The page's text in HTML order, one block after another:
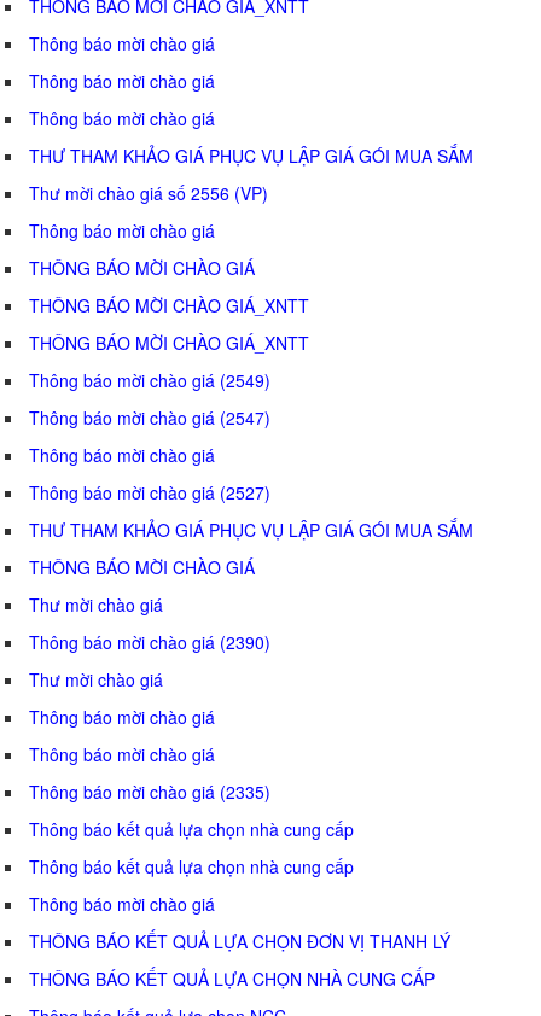
THÔNG BÁO MỜI CHÀO GIÁ_XNTT
Thông báo mời chào giá
Thông báo mời chào giá
Thông báo mời chào giá
THƯ THAM KHẢO GIÁ PHỤC VỤ LẬP GIÁ GÓI MUA SẮM
Thư mời chào giá số 2556 (VP)
Thông báo mời chào giá
THÔNG BÁO MỜI CHÀO GIÁ
THÔNG BÁO MỜI CHÀO GIÁ_XNTT
THÔNG BÁO MỜI CHÀO GIÁ_XNTT
Thông báo mời chào giá (2549)
Thông báo mời chào giá (2547)
Thông báo mời chào giá
Thông báo mời chào giá (2527)
THƯ THAM KHẢO GIÁ PHỤC VỤ LẬP GIÁ GÓI MUA SẮM
THÔNG BÁO MỜI CHÀO GIÁ
Thư mời chào giá
Thông báo mời chào giá (2390)
Thư mời chào giá
Thông báo mời chào giá
Thông báo mời chào giá
Thông báo mời chào giá (2335)
Thông báo kết quả lựa chọn nhà cung cấp
Thông báo kết quả lựa chọn nhà cung cấp
Thông báo mời chào giá
THÔNG BÁO KẾT QUẢ LỰA CHỌN ĐƠN VỊ THANH LÝ
THÔNG BÁO KẾT QUẢ LỰA CHỌN NHÀ CUNG CẤP